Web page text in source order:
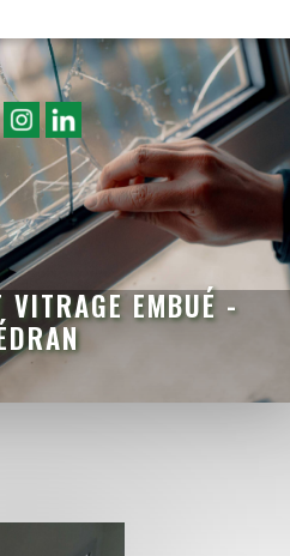
VITRAGE EMBUÉ -